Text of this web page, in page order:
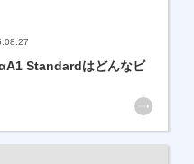
Standardはどんなビ